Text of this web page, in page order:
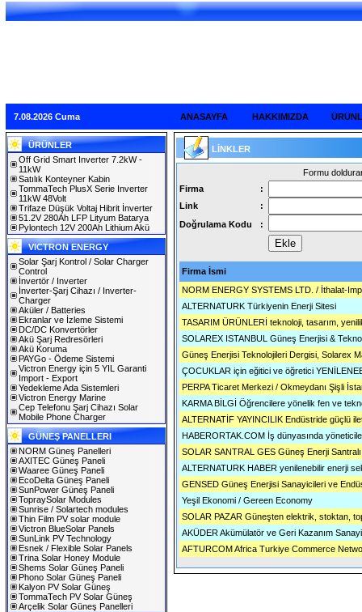
7.08.2026 Cuma ANASAYFA HAKKIMIZDA
ÜRÜNLER
Off Grid Smart Inverter 7.2kW -
11kW
Satılık Konteyner Kabin
TommaTech PlusX Serie Inverter
11kW 48Volt
Trifaze Düşük Voltaj Hibrit İnverter
51.2V 280Ah LFP Lityum Batarya
Pylontech 12V 200Ah Lithium Akü
VICTRON ENERGY
Solar Şarj Kontrol / Solar Charger
Control
İnvertör / Inverter
İnverter-Şarj Cihazı / Inverter-
Charger
Aküler / Batteries
Ekranlar ve İzleme Sistemi
DC/DC Konvertörler
Akü Şarj Redresörleri
Akü Koruma
PAYGo - Ödeme Sistemi
Victron Energy için 5 YIL Garanti
Import - Export
Yedekleme Ada Sistemleri
Victron Energy Marine
Cep Telefonu Şarj Cihazı Solar
Mobile Phone Charger
GÜNEŞ PANELLERI
NORM Güneş Panelleri
AXITEC Güneş Paneli
Waaree Güneş Paneli
EcoDelta Güneş Paneli
SunPower Güneş Paneli
TopraySolar Modules
Sunrise / Solartech modules
Thin Film PV solar module
Victron BlueSolar Panels
SunLink PV Technology
Esnek / Flexible Solar Panels
Trina Solar Honey Module
Shems Solar Güneş Paneli
Phono Solar Güneş Paneli
Kalyon PV Solar Güneş
TommaTech PV Solar Güneş
Arçelik Solar Güneş Panelleri
LİNKLER
Formu
Firma
:
Link
:
Doğrulama Kodu
:
Firma İsmi
NORM ENERGY SYSTEMS LTD. / İthalat-
ALTERNATURK Türkiyenin Enerji Sitesi
TASARIM ÜRÜNLERİ teknoloji, tasarım,
SOLAREX ISTANBUL Güneş Enerjisi &
Güneş Enerjisi Teknolojileri Dergisi, Solarex
ÇOCUKLAR için eğitici ve öğretici
PERPA Ticaret Merkezi / Okmeydanı Şişli
KARMA BİLGİ Öğrencilere yönelik fen ve
ALTERNATİF YAYINCILIK Endüstride güçlü
HABERORTAK.COM İş dünyasında
SOLAR SANTRAL GES Güneş Enerji
ALTERNATURK HABER yenilenebilir enerji
GENSED Güneş Enerjisi Sanayicileri ve
Yeşil Ekonomi / Gereen Economy
SOLAR PAZAR Güneşten elektrik, stoktan,
AKÜDER Akümülatör ve Geri Kazanım
AFTURCOM Africa Turkiye Commerce